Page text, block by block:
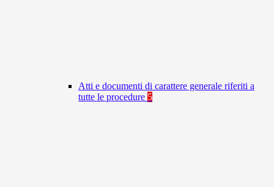
Atti e documenti di carattere generale riferiti a
tutte le procedure 5